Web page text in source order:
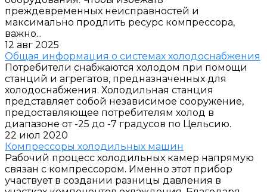
преждевременных неисправностей и
максимально продлить ресурс компрессора,
важно...
12 авг 2025
Общая информация о системах холодоснабжения
Потребители снабжаются холодом при помощи
станций и агрегатов, предназначенных для
холодоснабжения. Холодильная станция
представляет собой независимое сооружение,
предоставляющее потребителям холод в
диапазоне от -25 до -7 градусов по Цельсию.
22 июл 2020
Компрессоры холодильных машин
Рабочий процесс холодильных камер напрямую
связан с компрессором. Именно этот прибор
участвует в создании разницы давления в